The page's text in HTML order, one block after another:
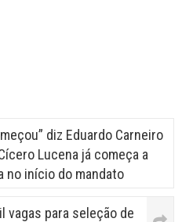
diz Eduardo Carneiro
Lucena já começa a
no início do mandato
vagas para seleção de